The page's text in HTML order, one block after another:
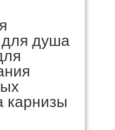
для душа
карнизы